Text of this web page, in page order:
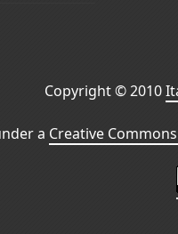
Copyright © 2010
a Creative